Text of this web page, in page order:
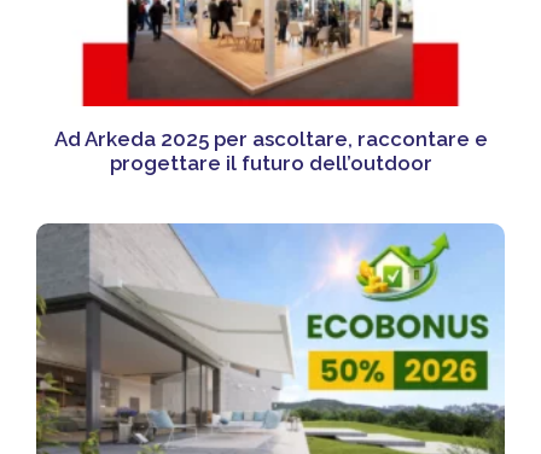
Ad Arkeda 2025 per ascoltare, raccontare e
progettare il futuro dell’outdoor